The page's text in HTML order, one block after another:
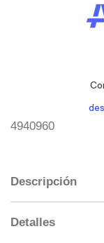
4940960
Descripción
Detalles